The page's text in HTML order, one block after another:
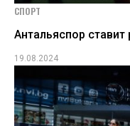
СПОРТ
Антальяспор
19.08.2024